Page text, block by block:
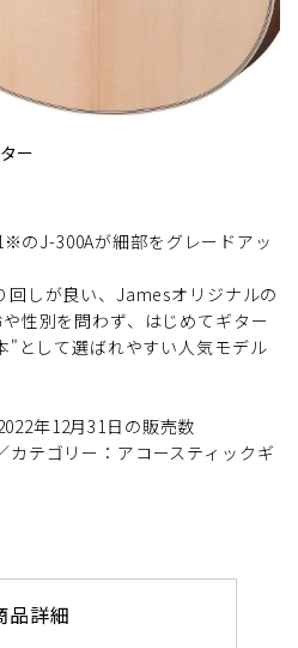
ー
のJ-300Aが細部をグレードアッ
回しが良い、Jamesオリジナルの
性別を問わず、はじめてギター
"として選ばれやすい人気モデル
年12月31日の販売数
テゴリー：アコースティックギ
品詳細